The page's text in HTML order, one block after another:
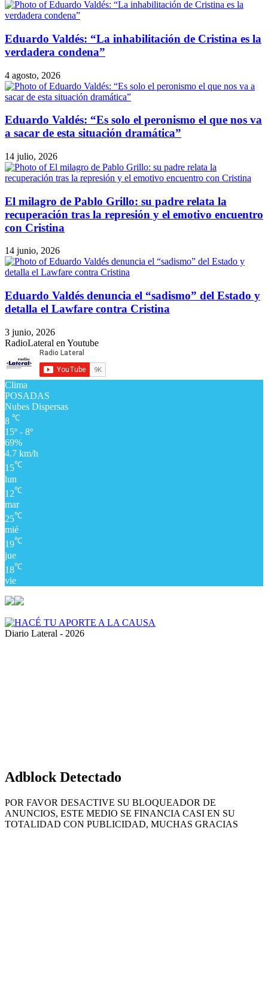
Eduardo Valdés: “La inhabilitación de Cristina es la
verdadera condena”
4 agosto, 2026
Eduardo Valdés: “Es solo el peronismo el que nos va
a sacar de esta situación dramática”
14 julio, 2026
El milagro de Pablo Grillo: su padre relata la
recuperación tras la represión y el emotivo encuentro
con Cristina
14 junio, 2026
Eduardo Valdés denuncia el “sadismo” del Estado y
detalla el Lawfare contra Cristina
3 junio, 2026
RadioLateral en Youtube
Clima
POSADAS
Nubes Dispersas
8 ℃
15º - 8º
69%
4.7 km/h
15℃
lun
12℃
mar
25℃
mié
19℃
jue
18℃
vie
Diario Lateral - 2026
Adblock Detectado
POR FAVOR DESACTIVE SU BLOQUEADOR DE
ANUNCIOS, ESTE MEDIO SE FINANCIA CASI EN SU
TOTALIDAD CON PUBLICIDAD, MUCHAS GRACIAS